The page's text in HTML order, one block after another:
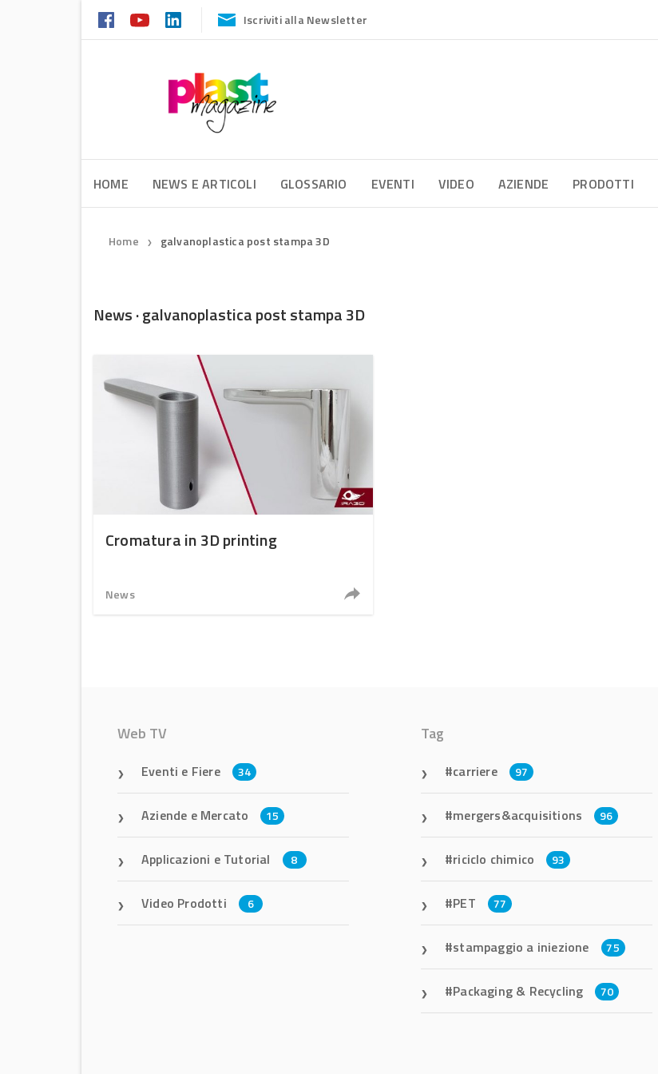
Iscriviti alla Newsletter
HOME NEWS E ARTICOLI GLOSSARIO EVENTI VIDEO AZIENDE PRODOTTI
Home ❯ galvanoplastica post stampa 3D
News · galvanoplastica post stampa 3D
Cromatura in 3D printing
News
Web TV
Eventi e Fiere 34
Aziende e Mercato 15
Applicazioni e Tutorial 8
Video Prodotti 6
Tag
carriere 97
mergers&acquisitions 96
riciclo chimico 93
PET 77
stampaggio a iniezione 75
Packaging & Recycling 70